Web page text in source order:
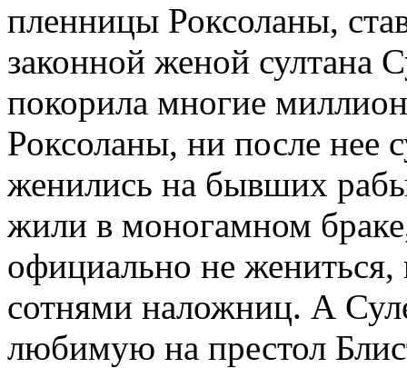
пленницы Роксоланы,
законной женой султана
покорила многие
Роксоланы, ни после нее
женились на бывших
жили в моногамном
официально не
сотнями наложниц. А
любимую на престол